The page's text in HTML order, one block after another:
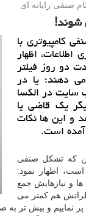
صنفی رایانه ای
شوند!
كامپیوتری با
اظهار
دو روز فیلتر
دهند؛ یا در
سایت در الكسا
یك قاضی یا
و این ها نكات
است.
كه تشكل صنفی
اظهار نمود:
و نیازهایش جمع
هم كمتر می
پر نماییم و بیش